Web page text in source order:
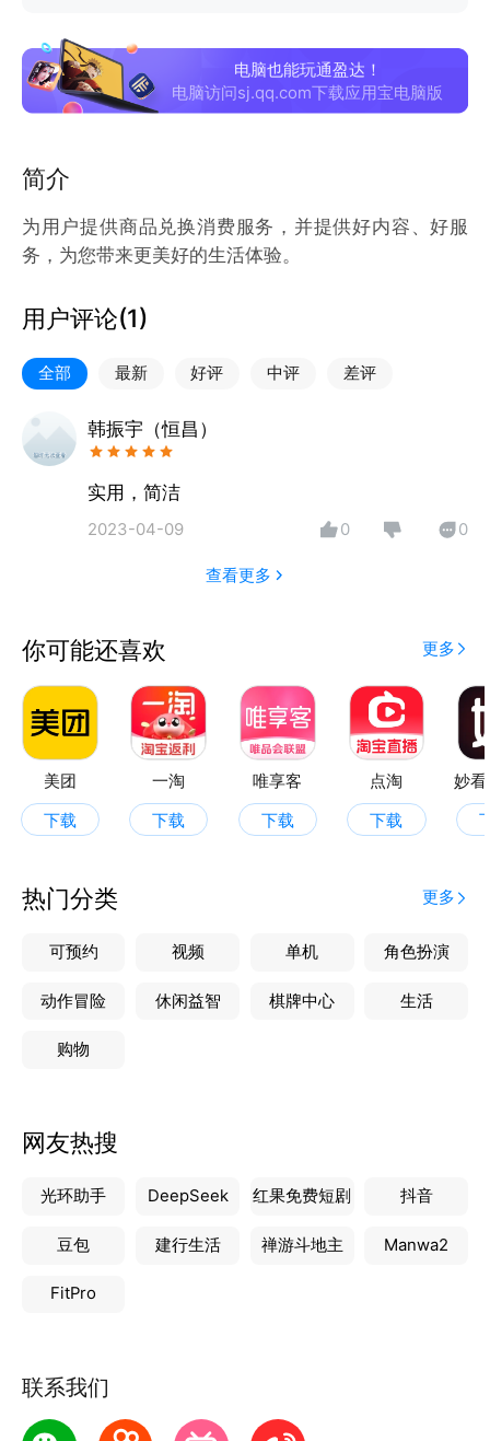
电脑也能玩通盈达！
电脑访问sj.qq.com下载应用宝电脑版
简介
为用户提供商品兑换消费服务，并提供好内容、好服
务，为您带来更美好的生活体验。
用户评论(1)
全部 最新 好评 中评 差评
韩振宇（恒昌）
实用，简洁
2023-04-09 0 0
查看更多
你可能还喜欢 更多
美团
下载
一淘
下载
唯享客
下载
点淘
下载
妙
热门分类 更多
可预约 视频 单机 角色扮演
动作冒险 休闲益智 棋牌中心 生活
购物
网友热搜
光环助手 DeepSeek 红果免费短剧 抖音
豆包 建行生活 禅游斗地主 Manwa2
FitPro
联系我们